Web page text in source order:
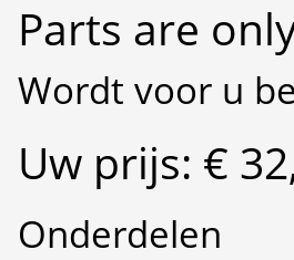
Parts are
Wordt voor u
Uw prijs: €
Onderdelen